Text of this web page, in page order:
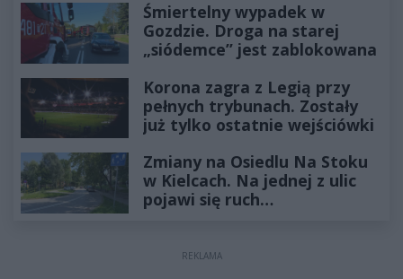
Śmiertelny wypadek w
Gozdzie. Droga na starej
„siódemce” jest zablokowana
Korona zagra z Legią przy
pełnych trybunach. Zostały
już tylko ostatnie wejściówki
Zmiany na Osiedlu Na Stoku
w Kielcach. Na jednej z ulic
pojawi się ruch
REKLAMA